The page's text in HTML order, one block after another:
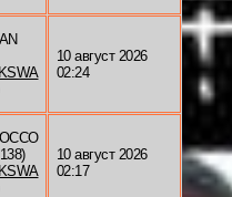
10 август 2026
02:24
10 август 2026
02:17